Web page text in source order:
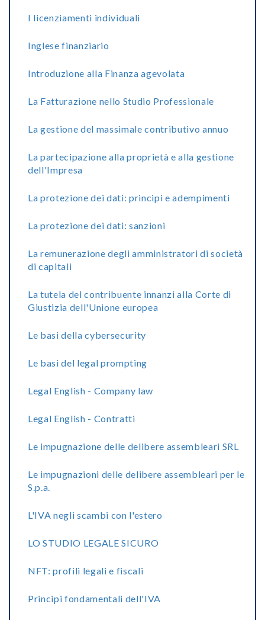
I licenziamenti individuali
Inglese finanziario
Introduzione alla Finanza agevolata
La Fatturazione nello Studio Professionale
La gestione del massimale contributivo annuo
La partecipazione alla proprietà e alla gestione
dell'Impresa
La protezione dei dati: principi e adempimenti
La protezione dei dati: sanzioni
La remunerazione degli amministratori di società
di capitali
La tutela del contribuente innanzi alla Corte di
Giustizia dell'Unione europea
Le basi della cybersecurity
Le basi del legal prompting
Legal English - Company law
Legal English - Contratti
Le impugnazione delle delibere assembleari SRL
Le impugnazioni delle delibere assembleari per le
S.p.a.
L'IVA negli scambi con l'estero
LO STUDIO LEGALE SICURO
NFT: profili legali e fiscali
Principi fondamentali dell'IVA